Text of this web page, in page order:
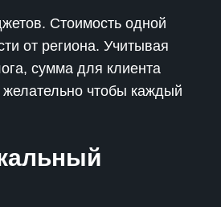
Стоимость одной
от региона. Учитывая
сумма для клиента
чтобы каждый